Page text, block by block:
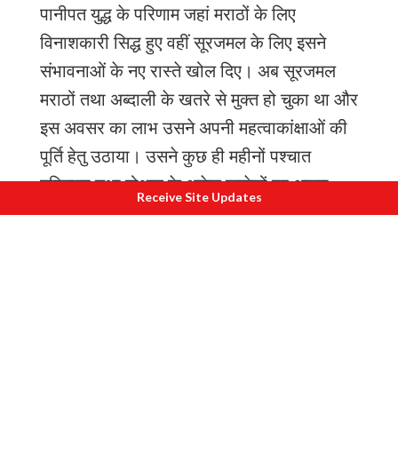
पानीपत युद्ध के परिणाम जहां मराठों के लिए
विनाशकारी सिद्ध हुए वहीं सूरजमल के लिए इसने
संभावनाओं के नए रास्ते खोल दिए। अब सूरजमल
मराठों तथा अब्दाली के खतरे से मुक्त हो चुका था और
इस अवसर का लाभ उसने अपनी महत्वाकांक्षाओं की
पूर्ति हेतु उठाया। उसने कुछ ही महीनों पश्चात
हरियाणा तथा दोआब के अनेक प्रदेशों पर अपना
अधिकार स्थापित कर जाट राज्य का काफी अधिक
Receive Site Updates